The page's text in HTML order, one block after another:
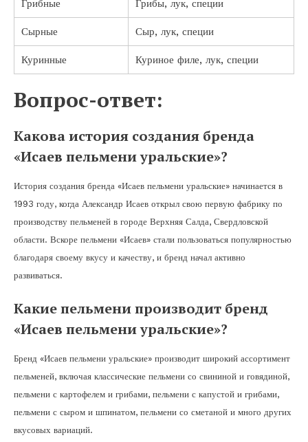
Грибные Грибы, лук, специи
Сырные Сыр, лук, специи
Куринные Куриное филе, лук, специи
Вопрос-ответ:
Какова история создания бренда
«Исаев пельмени уральские»?
История создания бренда «Исаев пельмени уральские» начинается в
1993 году, когда Александр Исаев открыл свою первую фабрику по
производству пельменей в городе Верхняя Салда, Свердловской
области. Вскоре пельмени «Исаев» стали пользоваться популярностью
благодаря своему вкусу и качеству, и бренд начал активно
развиваться.
Какие пельмени производит бренд
«Исаев пельмени уральские»?
Бренд «Исаев пельмени уральские» производит широкий ассортимент
пельменей, включая классические пельмени со свининой и говядиной,
пельмени с картофелем и грибами, пельмени с капустой и грибами,
пельмени с сыром и шпинатом, пельмени со сметаной и много других
вкусовых вариаций.